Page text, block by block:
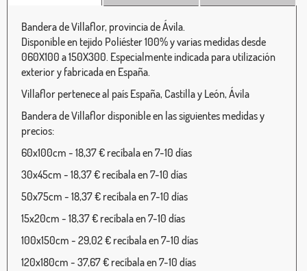
Bandera de Villaflor, provincia de Ávila.
Disponible en tejido Poliéster 100% y varias medidas desde
060X100 a 150X300. Especialmente indicada para utilización
exterior y fabricada en España.
Villaflor pertenece al país España, Castilla y León, Ávila
Bandera de Villaflor disponible en las siguientes medidas y
precios:
60x100cm - 18,37 € recíbala en 7-10 días
30x45cm - 18,37 € recíbala en 7-10 días
50x75cm - 18,37 € recíbala en 7-10 días
15x20cm - 18,37 € recíbala en 7-10 días
100x150cm - 29,02 € recíbala en 7-10 días
120x180cm - 37,67 € recíbala en 7-10 días